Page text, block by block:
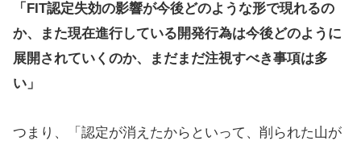
「FIT認定失効の影響が今後どのような形で現れるの
か、また現在進行している開発行為は今後どのように
展開されていくのか、まだまだ注視すべき事項は多
い」
つまり、「認定が消えたからといって、削られた山が